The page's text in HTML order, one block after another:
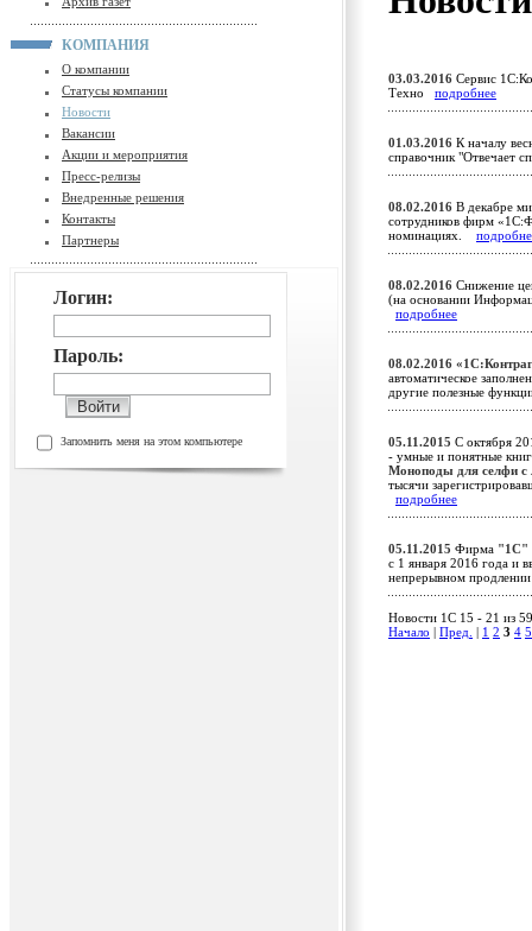
КОМПАНИЯ
О компании
Статусы компании
Новости
Вакансии
Акции и мероприятия
Пресс-релизы
Внедренные решения
Контакты
Партнеры
Логин:
Пароль:
Запомнить меня на этом компьютере
03.03.2016 Сервис
Техно подробнее
01.03.2016 К началу
справочник "Отвечает
08.02.2016 В декабре
сотрудников фирм
номинациях.
08.02.2016 Снижение
(на основании
подробнее
08.02.2016
автоматическое
другие полезные
05.11.2015 С октября
- умные и понятные
Моноподы для селфи с
тысячи
подробнее
05.11.2015 Фирма "1С"
c 1 января 2016 года и
непрерывном
Новости 1C 15 - 21 из
Начало
Пред. 1 2 3 4 5